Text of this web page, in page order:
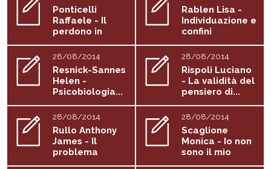
Ponticelli
Raffaele - Il
perdono in
psicoterapia
Rablen Lisa -
Individuazione e
confini
28/08/2014
Resnick-Sannes
Helen -
Psicobiologia...
28/08/2014
Rispoli Luciano
- La validità del
pensiero di...
28/08/2014
Rullo Anthony
James - Il
problema
della...
28/08/2014
Scaglione
Monica - Io non
sono il mio
corpo. FtM:...